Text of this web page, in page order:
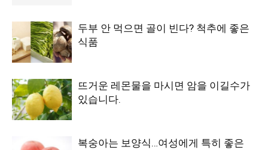
두부 안 먹으면 골이 빈다? 척추에 좋은
식품
뜨거운 레몬물을 마시면 암을 이길수가
있습니다.
복숭아는 보양식…여성에게 특히 좋은